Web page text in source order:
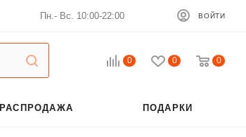
Пн.- Вс. 10:00-22:00 ВОЙТИ
0 0 0
РАСПРОДАЖА ПОДАРКИ